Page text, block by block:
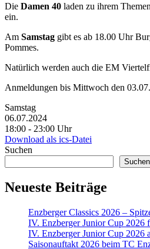
Die Damen 40 laden zu ihrem
ein.
Am Samstag gibt es ab 18.00 Uhr
Pommes.
Natürlich werden auch die EM
Anmeldungen bis Mittwoch den 03.07.
Samstag
06.07.2024
18:00 ‐ 23:00 Uhr
Download als ics-Datei
Suchen
Suchen
Neueste Beiträge
Enzberger Classics 2026 –
IV. Enzberger Junior Cup 2026
IV. Enzberger Junior Cup 2026
Saisonauftakt 2026 beim TC